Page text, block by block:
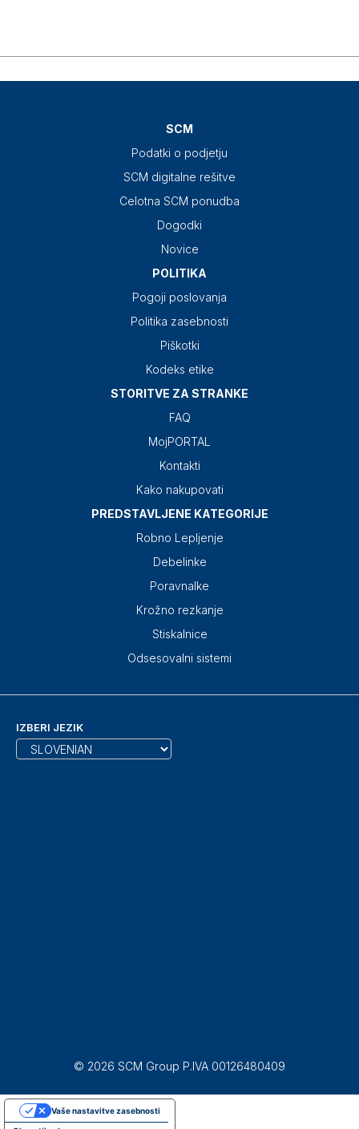
SCM
Podatki o podjetju
SCM digitalne rešitve
Celotna SCM ponudba
Dogodki
Novice
POLITIKA
Pogoji poslovanja
Politika zasebnosti
Piškotki
Kodeks etike
STORITVE ZA STRANKE
FAQ
MojPORTAL
Kontakti
Kako nakupovati
PREDSTAVLJENE KATEGORIJE
Robno Lepljenje
Debelinke
Poravnalke
Krožno rezkanje
Stiskalnice
Odsesovalni sistemi
IZBERI JEZIK
© 2026 SCM Group P.IVA 00126480409
Vaše nastavitve zasebnosti